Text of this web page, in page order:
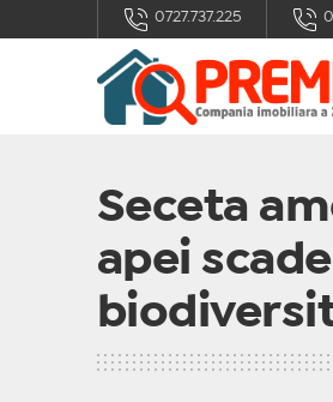
0727.737.225
Seceta
apei